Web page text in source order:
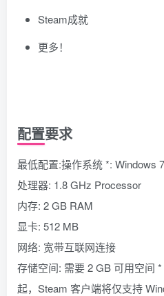
Steam成就
更多！
配置要求
最低配置:操作系统 *: Windows 7
处理器: 1.8 GHz Processor
内存: 2 GB RAM
显卡: 512 MB
网络: 宽带互联网连接
存储空间: 需要 2 GB 可用空间 *
起，Steam 客户端将仅支持